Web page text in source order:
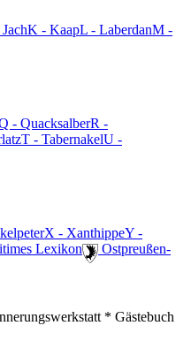
K - KaapL - LaberdanM -
- QuacksalberR -
T - TabernakelU -
X - XanthippeY -
Lexikon
️ Ostpreußen-
* Gästebuch